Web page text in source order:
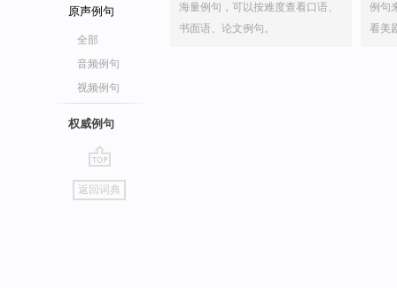
原声例句
全部
音频例句
视频例句
权威例句
go
top
返回词典
海量例句，可以按难度查看口语、
书面语、论文例句。
例句
看美